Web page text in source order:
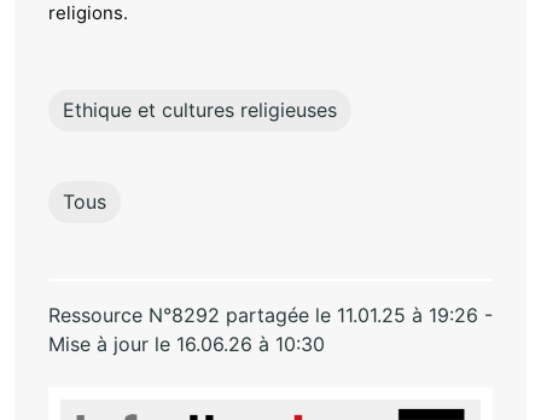
religions.
Ethique et cultures religieuses
Tous
Ressource N°8292 partagée le 11.01.25 à 19:26 -
Mise à jour le 16.06.26 à 10:30